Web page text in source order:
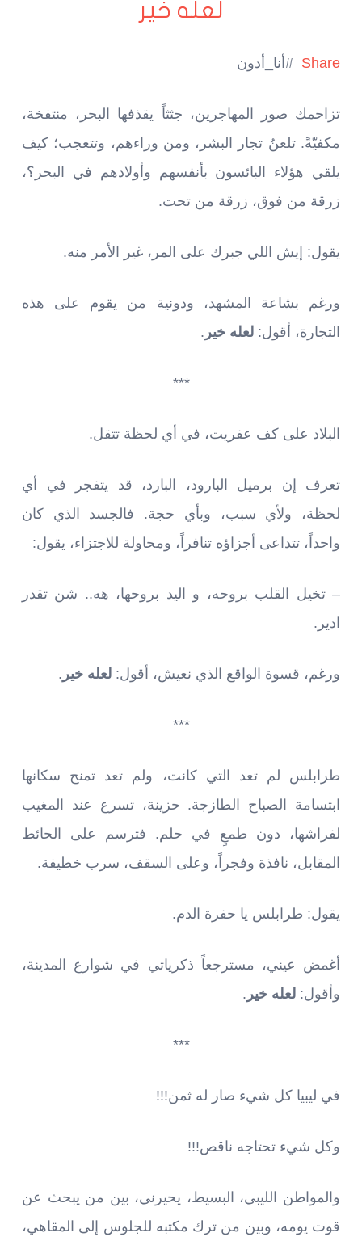
لعله خير
Share #أنا_أدون
تزاحمك صور المهاجرين، جثثاً يقذفها البحر، منتفخة،
مكفيّةً. تلعنُ تجار البشر، ومن وراءهم، وتتعجب؛ كيف
يلقي هؤلاء البائسون بأنفسهم وأولادهم في البحر؟،
زرقة من فوق، زرقة من تحت.
يقول: إيش اللي جبرك على المر، غير الأمر منه.
ورغم بشاعة المشهد، ودونية من يقوم على هذه
التجارة، أقول: لعله خير .
***
البلاد على كف عفريت، في أي لحظة تتقل.
تعرف إن برميل البارود، البارد، قد يتفجر في أي
لحظة، ولأي سبب، وبأي حجة. فالجسد الذي كان
واحداً، تتداعى أجزاؤه تنافراً، ومحاولة للاجتزاء، يقول:
– تخيل القلب بروحه، و اليد بروحها، هه.. شن تقدر
ادير.
ورغم، قسوة الواقع الذي نعيش، أقول: لعله خير .
***
طرابلس لم تعد التي كانت، ولم تعد تمنح سكانها
ابتسامة الصباح الطازجة. حزينة، تسرع عند المغيب
لفراشها، دون طمعٍ في حلم. فترسم على الحائط
المقابل، نافذة وفجراً، وعلى السقف، سرب خطيفة.
يقول: طرابلس يا حفرة الدم.
أغمض عيني، مسترجعاً ذكرياتي في شوارع المدينة،
وأقول: لعله خير .
***
في ليبيا كل شيء صار له ثمن!!!
وكل شيء تحتاجه ناقص!!!
والمواطن الليبي، البسيط، يحيرني، بين من يبحث عن
قوت يومه، وبين من ترك مكتبه للجلوس إلى المقاهي،